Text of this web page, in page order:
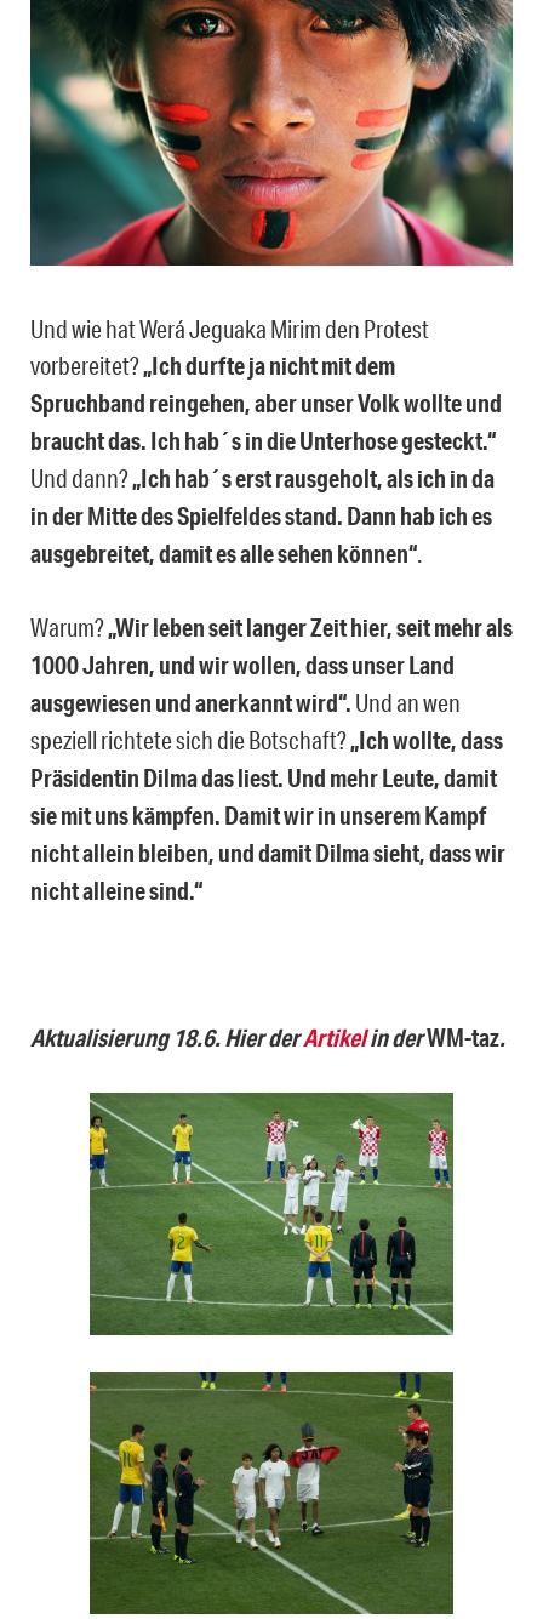
Und wie hat Werá Jeguaka Mirim den Protest
vorbereitet?„Ich durfte ja nicht mit dem
Spruchband reingehen, aber unser Volk wollte und
braucht das. Ich hab´s in die Unterhose gesteckt.“
Und dann?„Ich hab´s erst rausgeholt, als ich in da
in der Mitte des Spielfeldes stand. Dann hab ich es
ausgebreitet, damit es alle sehen können“.
Warum?„Wir leben seit langer Zeit hier, seit mehr als
1000 Jahren, und wir wollen, dass unser Land
ausgewiesen und anerkannt wird“. Und an wen
speziell richtete sich die Botschaft?„Ich wollte, dass
Präsidentin Dilma das liest. Und mehr Leute, damit
sie mit uns kämpfen. Damit wir in unserem Kampf
nicht allein bleiben, und damit Dilma sieht, dass wir
nicht alleine sind.“
Aktualisierung 18.6. Hier derArtikelin derWM-taz.